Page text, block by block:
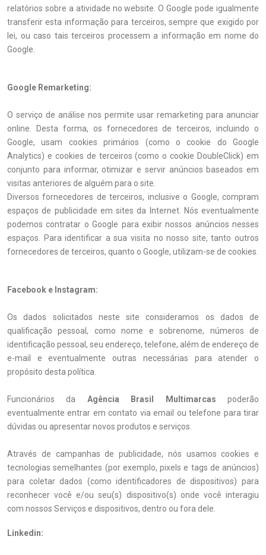
relatórios sobre a atividade no website. O Google pode igualmente
transferir esta informação para terceiros, sempre que exigido por
lei, ou caso tais terceiros processem a informação em nome do
Google.
Google Remarketing:
O serviço de análise nos permite usar remarketing para anunciar
online. Desta forma, os fornecedores de terceiros, incluindo o
Google, usam cookies primários (como o cookie do Google
Analytics) e cookies de terceiros (como o cookie DoubleClick) em
conjunto para informar, otimizar e servir anúncios baseados em
visitas anteriores de alguém para o site.
Diversos fornecedores de terceiros, inclusive o Google, compram
espaços de publicidade em sites da Internet. Nós eventualmente
podemos contratar o Google para exibir nossos anúncios nesses
espaços. Para identificar a sua visita no nosso site, tanto outros
fornecedores de terceiros, quanto o Google, utilizam-se de cookies.
Facebook e Instagram:
Os dados solicitados neste site consideramos os dados de
qualificação pessoal, como nome e sobrenome, números de
identificação pessoal, seu endereço, telefone, além de endereço de
e-mail e eventualmente outras necessárias para atender o
propósito desta política.
Funcionários da Agência Brasil Multimarcas poderão
eventualmente entrar em contato via email ou telefone para tirar
dúvidas ou apresentar novos produtos e serviços.
Através de campanhas de publicidade, nós usamos cookies e
tecnologias semelhantes (por exemplo, pixels e tags de anúncios)
para coletar dados (como identificadores de dispositivos) para
reconhecer você e/ou seu(s) dispositivo(s) onde você interagiu
com nossos Serviços e dispositivos, dentro ou fora dele.
Linkedin: